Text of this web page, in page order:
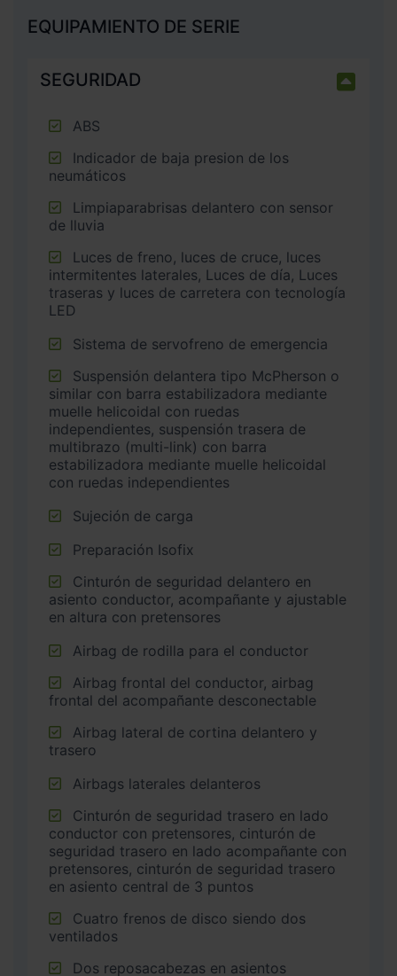
EQUIPAMIENTO DE SERIE
SEGURIDAD
ABS
neumáticos
de lluvia
intermitentes laterales, Luces de día, Luces
traseras y luces de carretera con tecnología
LED
Sistema de servofreno de emergencia
similar con barra estabilizadora mediante
muelle helicoidal con ruedas
independientes, suspensión trasera de
multibrazo (multi-link) con barra
estabilizadora mediante muelle helicoidal
con ruedas independientes
Sujeción de carga
Preparación Isofix
asiento conductor, acompañante y ajustable
en altura con pretensores
Airbag de rodilla para el conductor
frontal del acompañante desconectable
trasero
Airbags laterales delanteros
conductor con pretensores, cinturón de
seguridad trasero en lado acompañante con
pretensores, cinturón de seguridad trasero
en asiento central de 3 puntos
ventilados